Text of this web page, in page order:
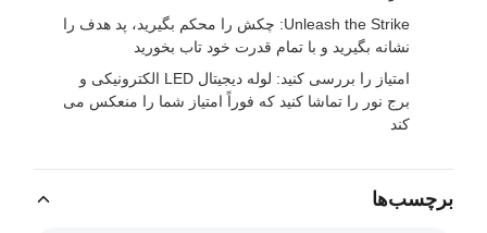
Unleash the Strike: چکش را محکم بگیرید، پد هدف را
نشانه بگیرید و با تمام قدرت خود تاب بخورید
امتیاز را بررسی کنید: لوله دیجیتال LED الکترونیکی و
برج نور را تماشا کنید که فوراً امتیاز شما را منعکس می
کند
برچسب‌ها